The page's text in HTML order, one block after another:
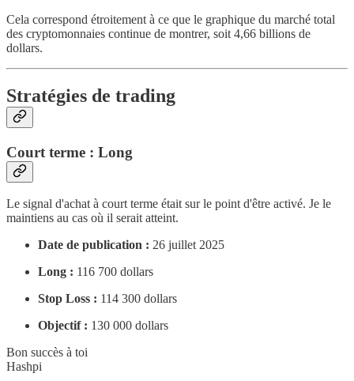
Cela correspond étroitement à ce que le graphique du marché total
des cryptomonnaies continue de montrer, soit 4,66 billions de
dollars.
Stratégies de trading
Court terme : Long
Le signal d'achat à court terme était sur le point d'être activé. Je le
maintiens au cas où il serait atteint.
Date de publication : 26 juillet 2025
Long : 116 700 dollars
Stop Loss : 114 300 dollars
Objectif : 130 000 dollars
Bon succès à toi
Hashpi